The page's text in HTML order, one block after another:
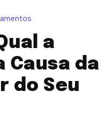
a
Causa da
do Seu